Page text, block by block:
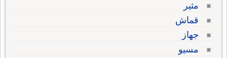
مثير
قماش
جهاز
مسيو